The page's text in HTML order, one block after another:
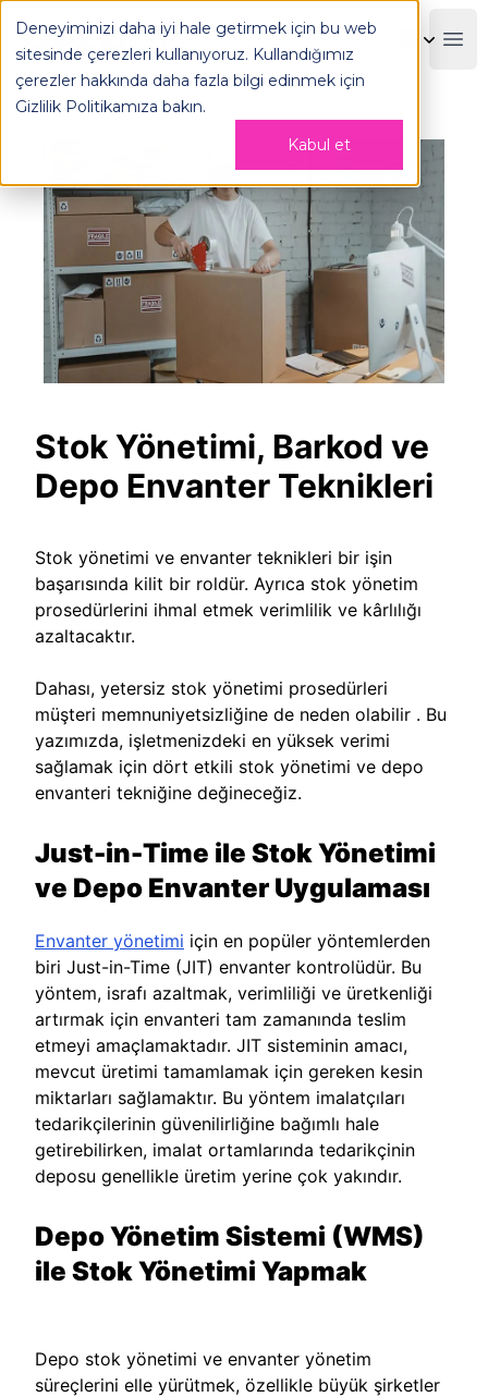
Deneyiminizi daha iyi hale getirmek için bu web
sitesinde çerezleri kullanıyoruz. Kullandığımız
çerezler hakkında daha fazla bilgi edinmek için
Gizlilik Politikamıza bakın.
Kabul et
OPLOG
Stok Yönetimi, Barkod ve
Depo Envanter Teknikleri
Stok yönetimi ve envanter teknikleri bir işin
başarısında kilit bir roldür. Ayrıca stok yönetim
prosedürlerini ihmal etmek verimlilik ve kârlılığı
azaltacaktır.
Dahası, yetersiz stok yönetimi prosedürleri
müşteri memnuniyetsizliğine de neden olabilir . Bu
yazımızda, işletmenizdeki en yüksek verimi
sağlamak için dört etkili stok yönetimi ve depo
envanteri tekniğine değineceğiz.
Just-in-Time ile Stok Yönetimi
ve Depo Envanter Uygulaması
Envanter yönetimi için en popüler yöntemlerden
biri Just-in-Time (JIT) envanter kontrolüdür. Bu
yöntem, israfı azaltmak, verimliliği ve üretkenliği
artırmak için envanteri tam zamanında teslim
etmeyi amaçlamaktadır. JIT sisteminin amacı,
mevcut üretimi tamamlamak için gereken kesin
miktarları sağlamaktır. Bu yöntem imalatçıları
tedarikçilerinin güvenilirliğine bağımlı hale
getirebilirken, imalat ortamlarında tedarikçinin
deposu genellikle üretim yerine çok yakındır.
Depo Yönetim Sistemi (WMS)
ile Stok Yönetimi Yapmak
Depo stok yönetimi ve envanter yönetim
süreçlerini elle yürütmek, özellikle büyük şirketler